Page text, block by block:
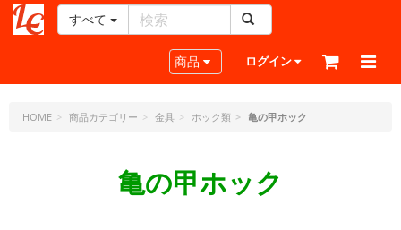
ー
ラ
すべて
Toggle navigation
商品 ログイン
HOME 商品カテゴリー 金具 ホック類 亀の甲ホック
亀の甲ホック